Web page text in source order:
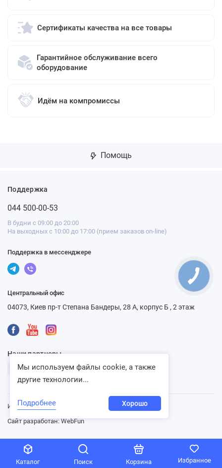
Каталог Поиск Корзина Избранное
Сертификаты качества на все товары
Гарантийное обслуживание всего
оборудование
Идём на компромиссы
Помощь
Поддержка
044 500-00-53
В будни с 09:00 до 20:00
На выходных с 10:00 до 17:00 (прием заказов on-line)
Поддержка в мессенджере
Центральный офис
04073, Киев пр-т Степана Бандеры, 28 А, корпус Б , 2 этаж
Наши партнеры
Интернет-магазин «Ventbazar», 2013 - 2026
Сайт разработан: WebFun
Мы используем файлы cookie, а также
другие технологии...
Подробнее Хорошо